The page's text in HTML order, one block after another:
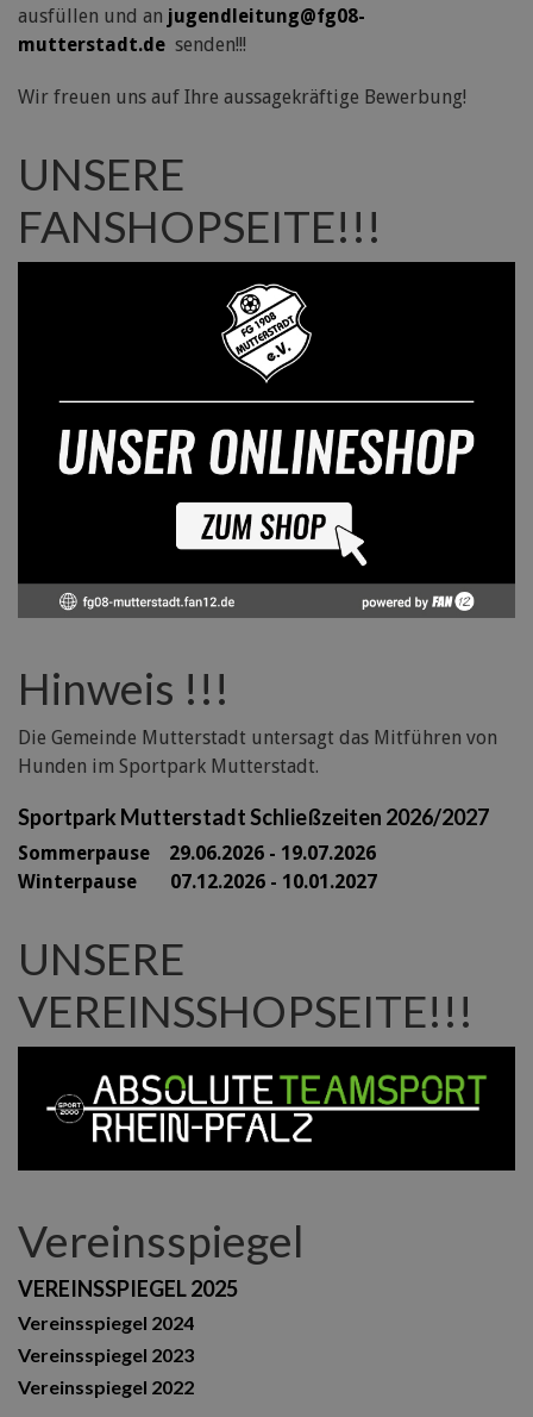
ausfüllen und an jugendleitung@fg08-
mutterstadt.de senden!!!
Wir freuen uns auf Ihre aussagekräftige Bewerbung!
UNSERE
FANSHOPSEITE!!!
Hinweis !!!
Die Gemeinde Mutterstadt untersagt das Mitführen von
Hunden im Sportpark Mutterstadt.
Sportpark Mutterstadt Schließzeiten 2026/2027
Sommerpause 29.06.2026 - 19.07.2026
Winterpause 07.12.2026 - 10.01.2027
UNSERE
VEREINSSHOPSEITE!!!
Vereinsspiegel
VEREINSSPIEGEL 2025
Vereinsspiegel 2024
Vereinsspiegel 2023
Vereinsspiegel 2022